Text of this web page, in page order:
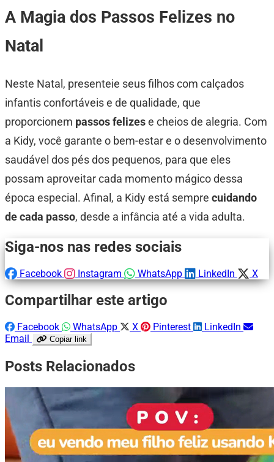
A Magia dos Passos Felizes no
Natal
Neste Natal, presenteie seus filhos com calçados
infantis confortáveis e de qualidade, que
proporcionem passos felizese cheios de alegria. Com
a Kidy, você garante o bem-estar e o desenvolvimento
saudável dos pés dos pequenos, para que eles
possam aproveitar cada momento mágico dessa
época especial. Afinal, a Kidy está sempre cuidando
de cada passo, desde a infância até a vida adulta.
Siga-nos nas redes sociais
Facebook Instagram WhatsApp LinkedIn X
Compartilhar este artigo
Facebook WhatsApp X Pinterest
LinkedIn
Email
Copiar link
Posts Relacionados